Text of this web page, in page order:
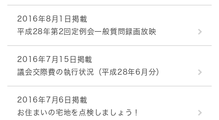
2016年8月1日掲載
平成28年第2回定例会一般質問録画放映
2016年7月15日掲載
議会交際費の執行状況（平成28年6月分）
2016年7月6日掲載
お住まいの宅地を点検しましょう！